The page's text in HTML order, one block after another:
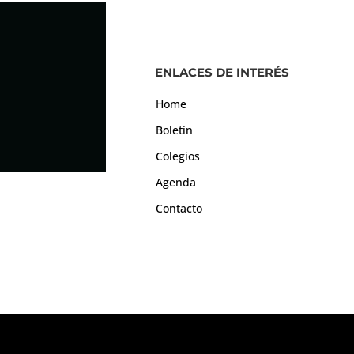
ENLACES DE INTERÉS
Home
Boletín
Colegios
Agenda
Contacto